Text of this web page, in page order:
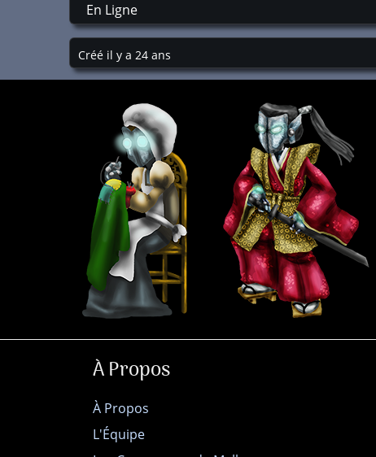
En Ligne
Créé il y a 24 ans
À Propos
À Propos
L'Équipe